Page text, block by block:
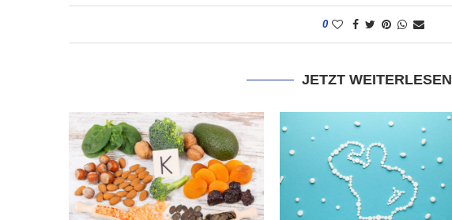
0
JETZT WEITERLESEN
gesünder als
Wie gesund ist Rohkost?
28. Januar 2020